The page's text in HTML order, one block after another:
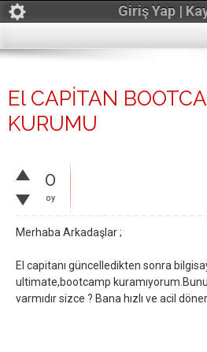
Giriş Yap |
El CAPİTAN
KURUMU
0
oy
Merhaba Arkadaşlar ;
El capitanı güncelledikten sonra
ultimate,bootcamp
varmıdır sizce ? Bana hızlı ve acil